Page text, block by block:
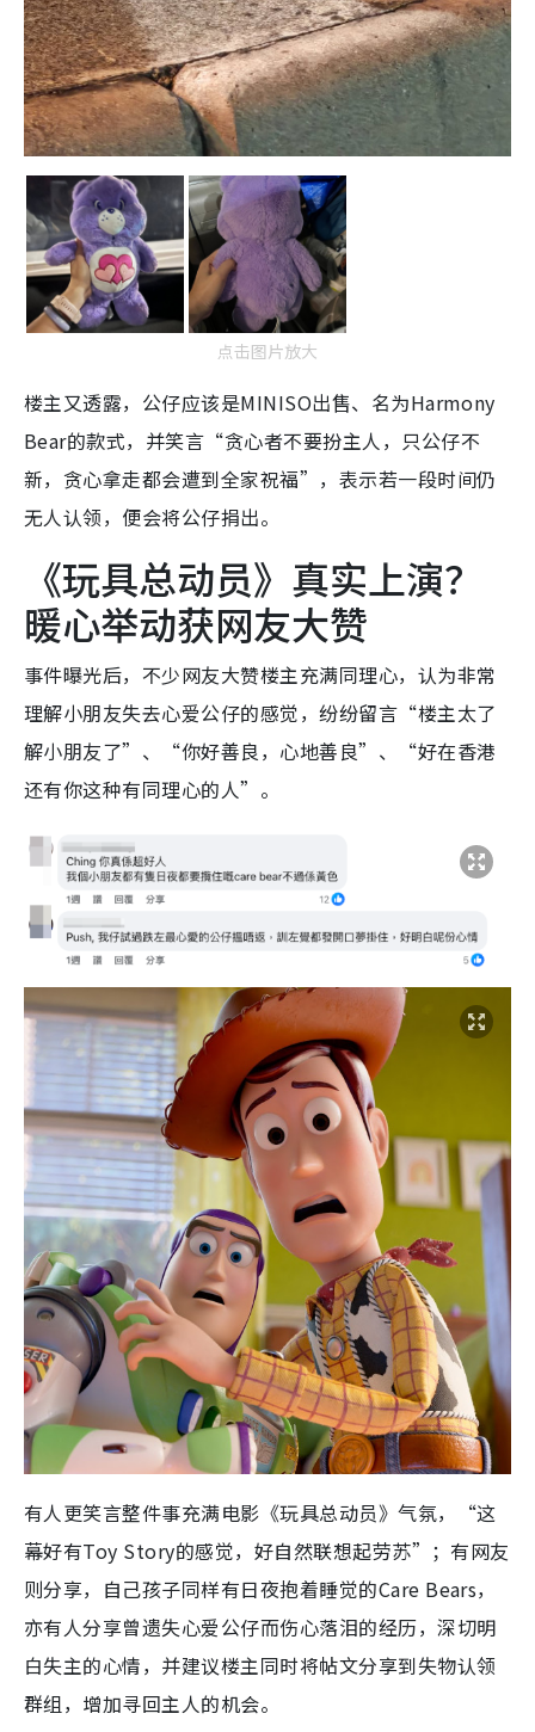
点击图片放大
楼主又透露，公仔应该是MINISO出售、名为Harmony
Bear的款式，并笑言“贪心者不要扮主人，只公仔不
新，贪心拿走都会遭到全家祝福”，表示若一段时间仍
无人认领，便会将公仔捐出。
《玩具总动员》真实上演？
暖心举动获网友大赞
事件曝光后，不少网友大赞楼主充满同理心，认为非常
理解小朋友失去心爱公仔的感觉，纷纷留言“楼主太了
解小朋友了”、“你好善良，心地善良”、“好在香港
还有你这种有同理心的人”。
有人更笑言整件事充满电影《玩具总动员》气氛，“这
幕好有Toy Story的感觉，好自然联想起劳苏”；有网友
则分享，自己孩子同样有日夜抱着睡觉的Care Bears，
亦有人分享曾遗失心爱公仔而伤心落泪的经历，深切明
白失主的心情，并建议楼主同时将帖文分享到失物认领
群组，增加寻回主人的机会。